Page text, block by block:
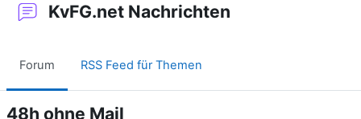
KvFG.net Nachrichten
Forum RSS Feed für Themen
48h ohne Mail